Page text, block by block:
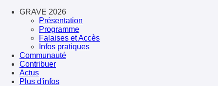
GRAVE 2026
Présentation
Programme
Falaises et Accès
Infos pratiques
Communauté
Contribuer
Actus
Plus d'infos